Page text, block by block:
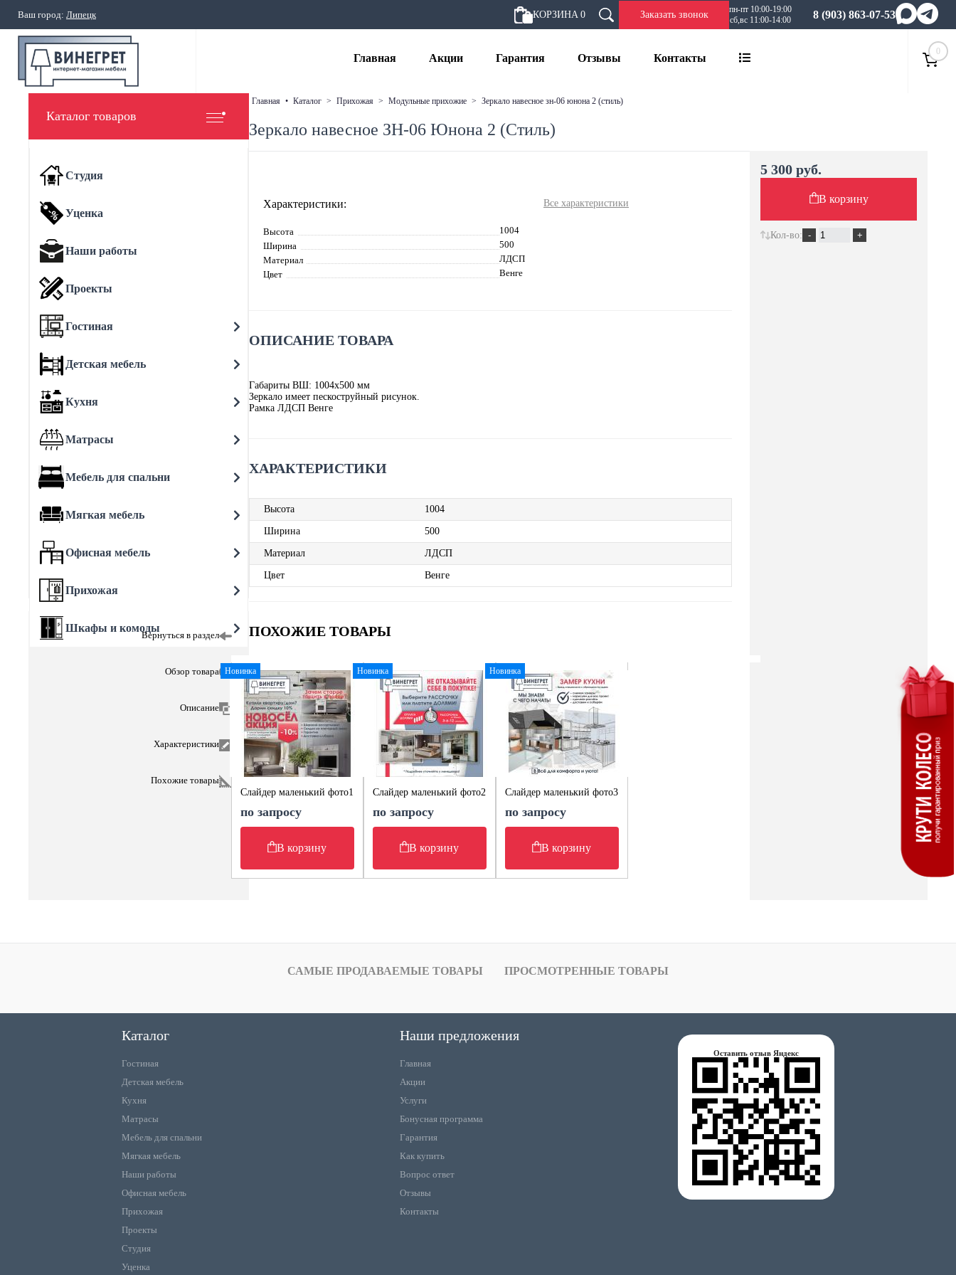
Ваш город: Липецк КОРЗИНА 0 Заказать звонок
пн-пт 10:00-19:00
сб,вс 11:00-14:00
8 (903) 863-07-53
Главная Акции Гарантия Отзывы Контакты
0
Каталог товаров
Студия
Уценка
Наши работы
Проекты
Гостиная
Детская мебель
Кухня
Матрасы
Мебель для спальни
Мягкая мебель
Офисная мебель
Прихожая
Шкафы и комоды
Вернуться в раздел
Обзор товара
Описание
Характеристики
Похожие товары
главная • каталог > прихожая > модульные прихожие > зеркало навесное зн-06 юнона 2 (стиль)
Зеркало навесное ЗН-06 Юнона 2 (Стиль)
Характеристики: Все характеристики
Высота
1004
Ширина
500
Материал
ЛДСП
Цвет
Венге
ОПИСАНИЕ ТОВАРА
Габариты ВШ: 1004х500 мм
Зеркало имеет пескоструйный рисунок.
Рамка ЛДСП Венге
ХАРАКТЕРИСТИКИ
Высота 1004
Ширина 500
Материал ЛДСП
Цвет Венге
ПОХОЖИЕ ТОВАРЫ
Новинка
Слайдер маленький фото1
по запросу
В корзину
Новинка
Слайдер маленький фото2
по запросу
В корзину
Новинка
Слайдер маленький фото3
по запросу
В корзину
5 300 руб.
В корзину
Кол-во:
САМЫЕ ПРОДАВАЕМЫЕ ТОВАРЫ ПРОСМОТРЕННЫЕ ТОВАРЫ
Каталог
Гостиная
Детская мебель
Кухня
Матрасы
Мебель для спальни
Мягкая мебель
Наши работы
Офисная мебель
Прихожая
Проекты
Студия
Уценка
Наши предложения
Главная
Акции
Услуги
Бонусная программа
Гарантия
Как купить
Вопрос ответ
Отзывы
Контакты
Оставить отзыв Яндекс